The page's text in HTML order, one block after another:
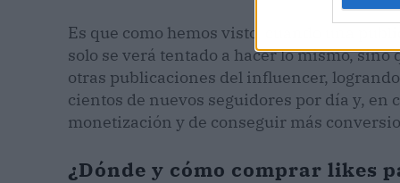
Es que como hemos visto, cuando una
solo se verá tentado a hacer lo mismo,
otras publicaciones del influencer,
cientos de nuevos seguidores por día y,
monetización y de conseguir más
¿Dónde y cómo comprar likes